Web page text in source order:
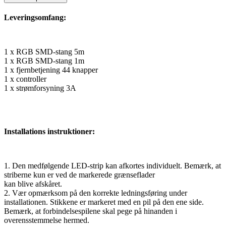
Leveringsomfang:
1 x RGB SMD-stang 5m
1 x RGB SMD-stang 1m
1 x fjernbetjening 44 knapper
1 x controller
1 x strømforsyning 3A
Installations instruktioner:
1. Den medfølgende LED-strip kan afkortes individuelt. Bemærk, at
striberne kun er ved de markerede grænseflader
kan blive afskåret.
2. Vær opmærksom på den korrekte ledningsføring under
installationen. Stikkene er markeret med en pil på den ene side.
Bemærk, at forbindelsespilene skal pege på hinanden i
overensstemmelse hermed.